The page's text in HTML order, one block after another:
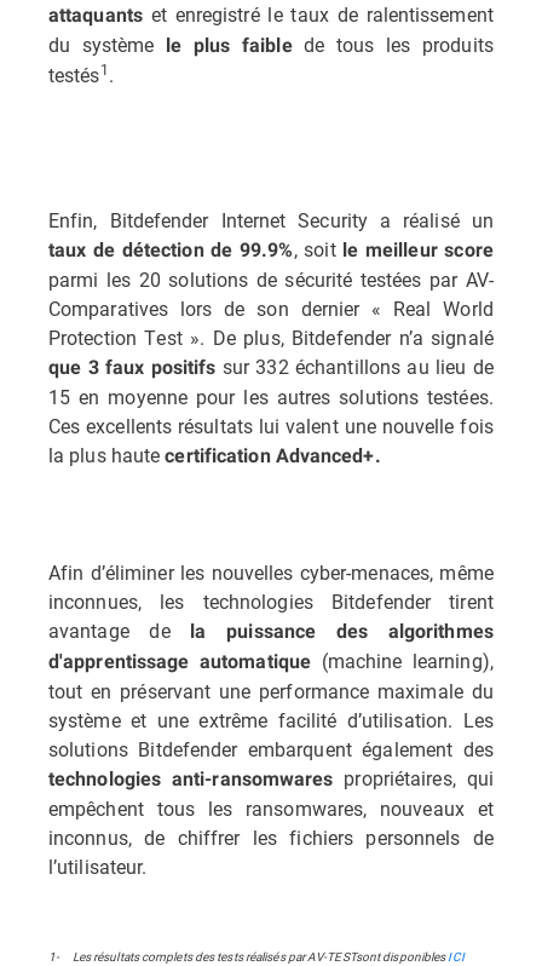
attaquantset enregistré le taux de ralentissement
du système le plus faiblede tous les produits
testés1.
Enfin, Bitdefender Internet Security a réalisé un
taux de détection de 99.9%, soit le meilleur score
parmi les 20 solutions de sécurité testées par AV-
Comparatives lors de son dernier « Real World
Protection Test ». De plus, Bitdefender n’a signalé
que 3 faux positifs sur 332 échantillons au lieu de
15 en moyenne pour les autres solutions testées.
Ces excellents résultats lui valent une nouvelle fois
la plus hautecertification Advanced+.
Afin d’éliminer les nouvelles cyber-menaces, même
inconnues, les technologies Bitdefender tirent
avantage de la puissance des algorithmes
d'apprentissage automatique (machine learning),
tout en préservant une performance maximale du
système et une extrême facilité d’utilisation. Les
solutions Bitdefender embarquent également des
technologies anti-ransomwares propriétaires, qui
empêchent tous les ransomwares, nouveaux et
inconnus, de chiffrer les fichiers personnels de
l’utilisateur.
1- Les résultats complets des tests réalisés par AV-TESTsont disponiblesICI